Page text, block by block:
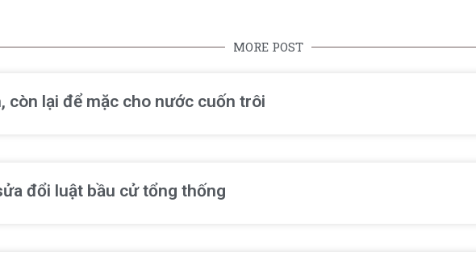
MORE POST
còn lại để mặc cho nước cuốn trôi
đổi luật bầu cử tổng thống